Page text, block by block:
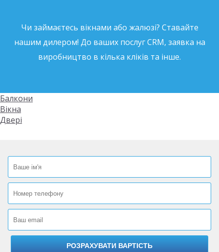
Чи займаєтесь вікнами або жалюзі? Ставайте
нашим дилером! До ваших послуг CRM, заявка на
виробництво в кілька кліків та інше.
Балкони
Вікна
Двері